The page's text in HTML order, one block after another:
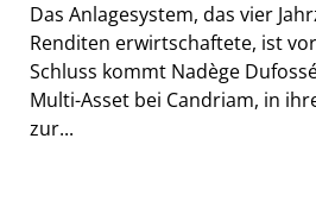
Das Anlagesystem, das vier
Renditen erwirtschaftete, ist
Schluss kommt Nadège
Multi-Asset bei Candriam, in
zur...